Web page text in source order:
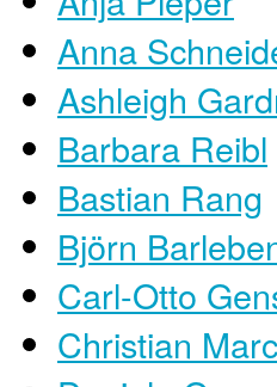
Anna
Ashleigh
Barbara Reibl
Bastian Rang
Björn
Carl-Otto
Christian